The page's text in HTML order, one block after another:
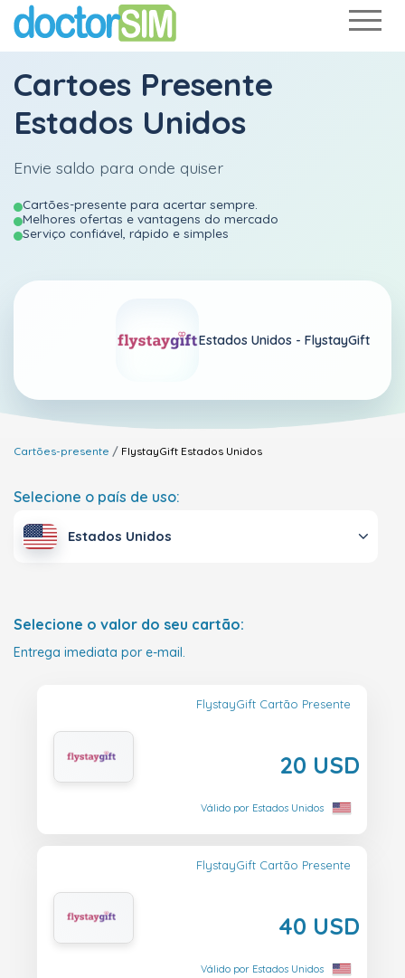
Cartoes Presente
Estados Unidos
Envie saldo para onde quiser
Cartões-presente para acertar sempre.
Melhores ofertas e vantagens do mercado
Serviço confiável, rápido e simples
Estados Unidos - FlystayGift
Cartões-presente FlystayGift Estados Unidos
Selecione o país de uso:
Estados Unidos
Selecione o valor do seu cartão:
Entrega imediata por e-mail.
FlystayGift Cartão Presente
20 USD
Válido por Estados Unidos
FlystayGift Cartão Presente
40 USD
Válido por Estados Unidos